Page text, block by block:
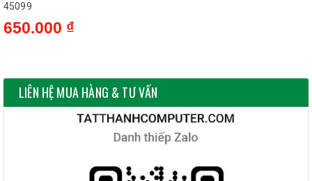
45099
650.000 ₫
LIÊN HỆ MUA HÀNG & TƯ VẤN